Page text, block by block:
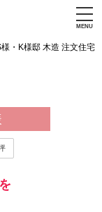
MENU
・K様邸 木造 注文住宅